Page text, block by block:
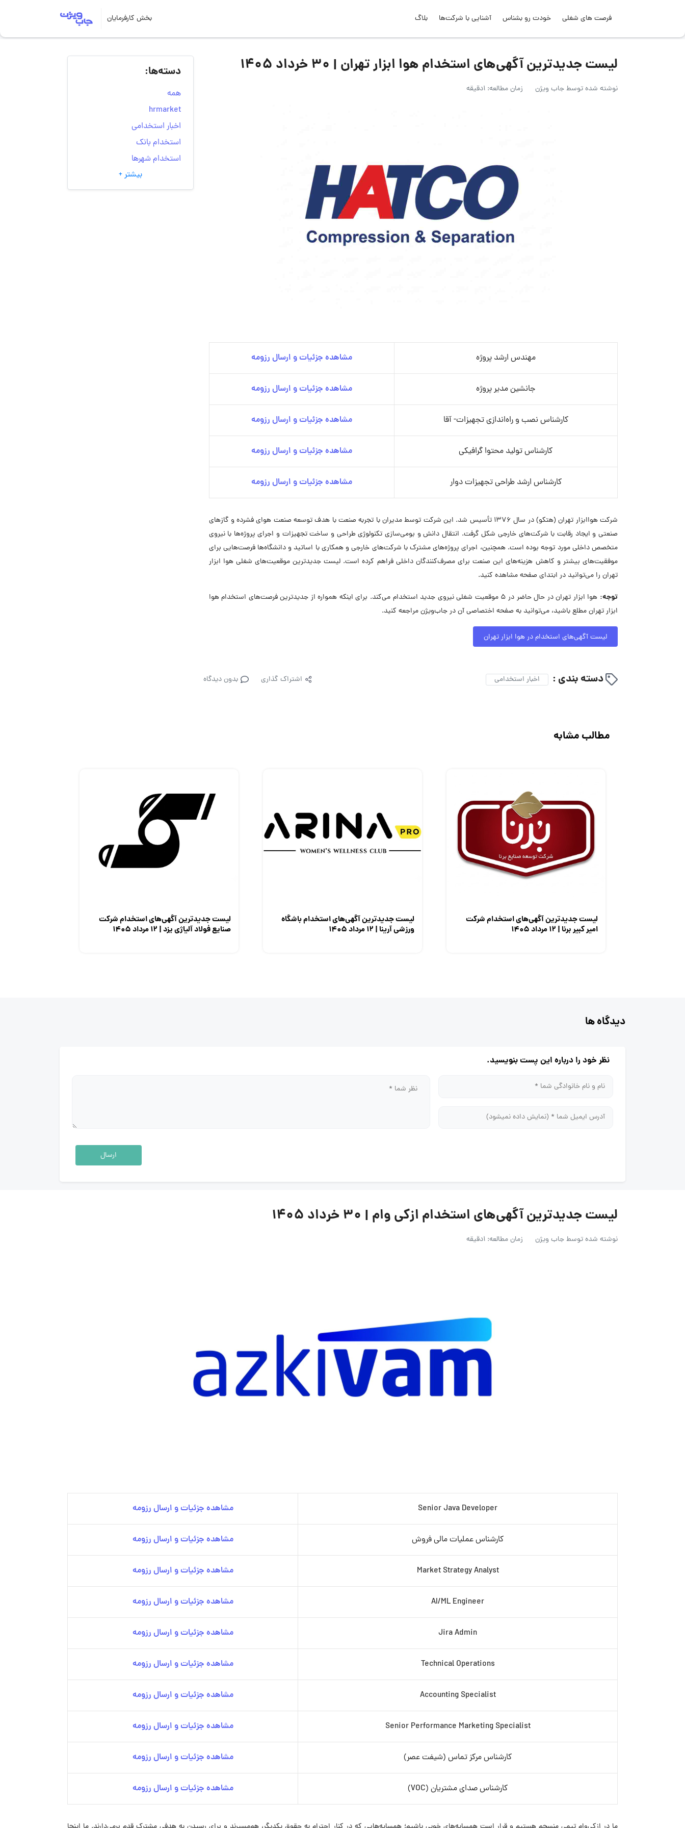
فرصت های شغلی خودت رو بشناس آشنایی با شرکت‌ها بلاگ بخش کارفرمایان
لیست جدیدترین آگهی‌های استخدام هوا ابزار تهران | ۳۰ خرداد ۱۴۰۵
نوشته شده توسطجاب ویژن زمان مطالعه: 1دقیقه
مهندس ارشد پروژه مشاهده جزئیات و ارسال رزومه
جانشین مدیر پروژه مشاهده جزئیات و ارسال رزومه
کارشناس نصب و راه‌اندازی تجهیزات- آقا مشاهده جزئیات و ارسال رزومه
کارشناس تولید محتوا گرافیکی مشاهده جزئیات و ارسال رزومه
کارشناس ارشد طراحی تجهیزات دوار مشاهده جزئیات و ارسال رزومه
شرکت هواابزار تهران (هتکو) در سال ۱۳۷۶ تأسیس شد. این شرکت توسط مدیران با تجربه صنعت با هدف توسعه صنعت هوای فشرده و گازهای
صنعتی و ایجاد رقابت با شرکت‌های خارجی شکل گرفت. انتقال دانش و بومی‌سازی تکنولوژی طراحی و ساخت تجهیزات و اجرای پروژه‌ها با نیروی
متخصص داخلی مورد توجه بوده است. همچنین، اجرای پروژه‌های مشترک با شرکت‌های خارجی و همکاری با اساتید و دانشگاه‌ها فرصت‌هایی برای
موفقیت‌های بیشتر و کاهش هزینه‌های این صنعت برای مصرف‌کنندگان داخلی فراهم کرده است. لیست جدیدترین موقعیت‌های شغلی هوا ابزار
تهران را می‌توانید در ابتدای صفحه مشاهده کنید.
توجه:
هوا ابزار تهران در حال حاضر در ۵ موقعیت شغلی نیروی جدید استخدام می‌کند. برای اینکه همواره از جدیدترین فرصت‌های استخدام هوا
ابزار تهران مطلع باشید، می‌توانید به صفحه اختصاصی آن در جاب‌ویژن مراجعه کنید.
لیست آگهی‌های استخدام در هوا ابزار تهران
دسته بندی : اخبار استخدامی اشتراک گذاری بدون دیدگاه
دسته‌ها:
همه
hrmarket
اخبار استخدامی
استخدام بانک
استخدام شهرها
انتخاب مسیر شغلی
به‌روزرسانی‌های سایت
بیشتر +
مطالب مشابه
لیست جدیدترین آگهی‌های استخدام شرکت
امیر کبیر برنا | ۱۲ مرداد ۱۴۰۵
لیست جدیدترین آگهی‌های استخدام باشگاه
ورزشی آرینا | ۱۲ مرداد ۱۴۰۵
لیست جدیدترین آگهی‌های استخدام شرکت
صنایع فولاد آلیاژی یزد | ۱۲ مرداد ۱۴۰۵
دیدگاه ها
نظر خود را درباره این پست بنویسید.
ارسال
لیست جدیدترین آگهی‌های استخدام ازکی وام | ۳۰ خرداد ۱۴۰۵
نوشته شده توسطجاب ویژن زمان مطالعه: 1دقیقه
Senior Java Developer مشاهده جزئیات و ارسال رزومه
کارشناس عملیات مالی فروش مشاهده جزئیات و ارسال رزومه
Market Strategy Analyst مشاهده جزئیات و ارسال رزومه
AI/ML Engineer مشاهده جزئیات و ارسال رزومه
Jira Admin مشاهده جزئیات و ارسال رزومه
Technical Operations مشاهده جزئیات و ارسال رزومه
Accounting Specialist مشاهده جزئیات و ارسال رزومه
Senior Performance Marketing Specialist مشاهده جزئیات و ارسال رزومه
کارشناس مرکز تماس (شیفت عصر) مشاهده جزئیات و ارسال رزومه
کارشناس صدای مشتریان (VOC) مشاهده جزئیات و ارسال رزومه